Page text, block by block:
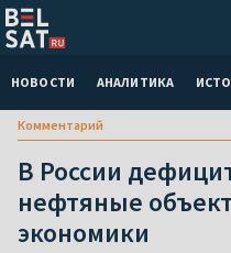
НОВОСТИ АНАЛИТИКА
Комментарий
В России
нефтяные
экономики